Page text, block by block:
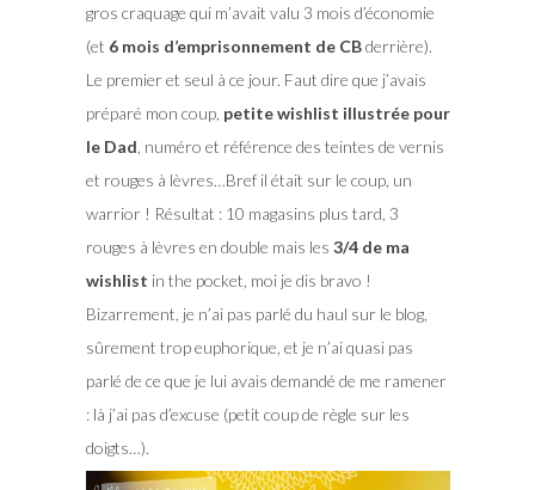
gros craquage qui m’avait valu 3 mois d’économie
(et 6 mois d’emprisonnement de CBderrière).
Le premier et seul à ce jour. Faut dire que j’avais
préparé mon coup, petite wishlist illustrée pour
le Dad , numéro et référence des teintes de vernis
et rouges à lèvres…Bref il était sur le coup, un
warrior ! Résultat : 10 magasins plus tard, 3
rouges à lèvres en double mais les 3/4 de ma
wishlist in the pocket, moi je dis bravo !
Bizarrement, je n’ai pas parlé du haul sur le blog,
sûrement trop euphorique, et je n’ai quasi pas
parlé de ce que je lui avais demandé de me ramener
: là j’ai pas d’excuse (petit coup de règle sur les
doigts…).